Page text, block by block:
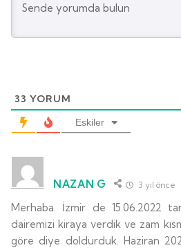
33 YORUM
Eskiler
NAZAN G 3 yıl önce
Merhaba. İzmir de 15.06.2022
dairemizi kiraya verdik ve zam
göre diye doldurduk. Haziran